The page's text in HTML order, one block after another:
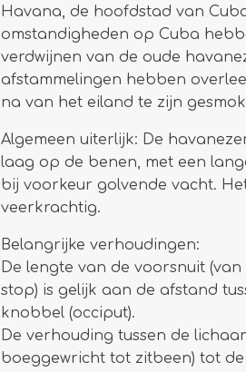
Havana, de hoofdstad van
omstandigheden op Cuba
verdwijnen van de oude
afstammelingen hebben
na van het eiland te zijn
Algemeen uiterlijk: De
laag op de benen, met een
bij voorkeur golvende vacht.
veerkrachtig.
Belangrijke verhoudingen:
De lengte van de voorsnuit
stop) is gelijk aan de afstand
knobbel (occiput).
De verhouding tussen de
boeggewricht tot zitbeen) tot